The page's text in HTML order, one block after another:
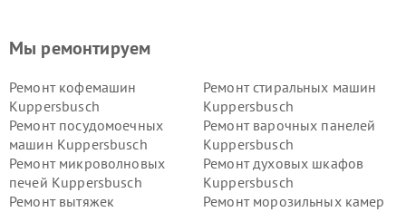
Мы ремонтируем
Ремонт кофемашин
Kuppersbusch
Ремонт стиральных машин
Kuppersbusch
Ремонт посудомоечных
машин Kuppersbusch
Ремонт варочных панелей
Kuppersbusch
Ремонт микроволновых
печей Kuppersbusch
Ремонт духовых шкафов
Kuppersbusch
Ремонт вытяжек
Ремонт морозильных камер